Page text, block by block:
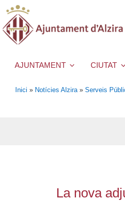
AJUNTAMENT CIUTAT
Inici » Notícies Alzira » Serveis
La nova